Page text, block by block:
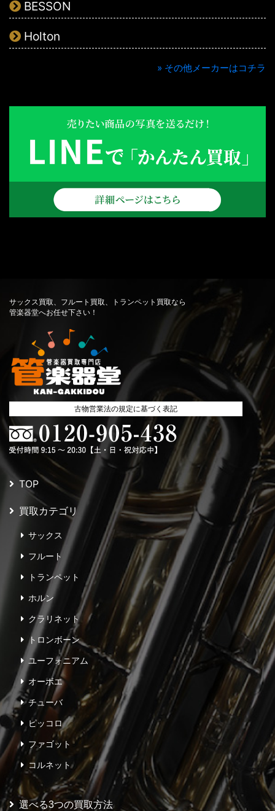
BESSON
Holton
» その他メーカーはコチラ
サックス買取、フルート買取、トランペット買取なら
管楽器堂へお任せ下さい！
古物営業法の規定に基づく表記
TOP
買取カテゴリ
サックス
フルート
トランペット
ホルン
クラリネット
トロンボーン
ユーフォニアム
オーボエ
チューバ
ピッコロ
ファゴット
コルネット
選べる3つの買取方法